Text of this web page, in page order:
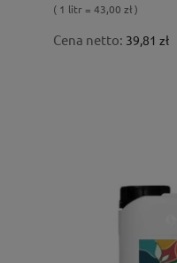
( 1 litr = 43,00 zł )
Cena netto: 39,81 zł